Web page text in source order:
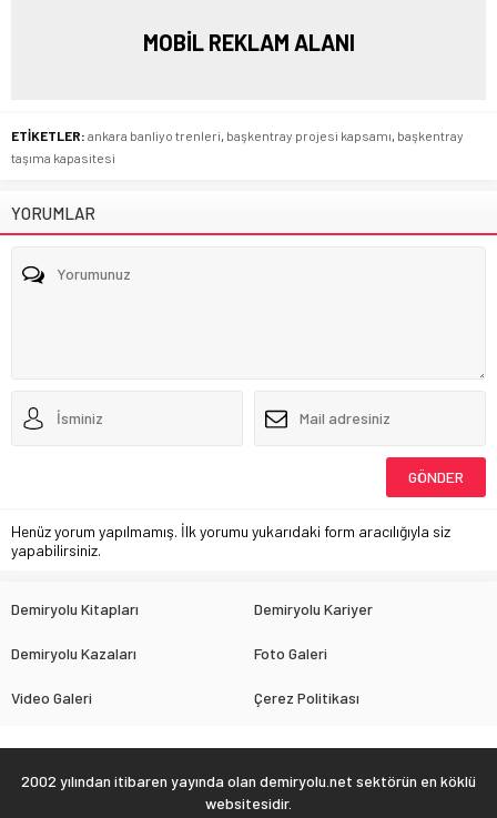
MOBİL REKLAM ALANI
ETİKETLER: ankara banliyo trenleri başkentray projesi kapsamı başkentray
taşıma kapasitesi
YORUMLAR
Henüz yorum yapılmamış. İlk yorumu yukarıdaki form aracılığıyla siz
yapabilirsiniz.
Demiryolu Kitapları Demiryolu Kariyer
Demiryolu Kazaları Foto Galeri
Video Galeri Çerez Politikası
2002 yılından itibaren yayında olan demiryolu.net sektörün en köklü
websitesidir.